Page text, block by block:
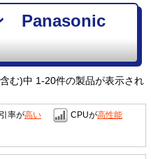
Panasonic
む)中 1-20件の製品が表示され
率が高い CPUが高性能